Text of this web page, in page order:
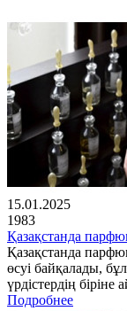
15.01.2025
1983
Қазақстанда
Қазақстанда
өсуі байқалады,
үрдістердің
Подробнее